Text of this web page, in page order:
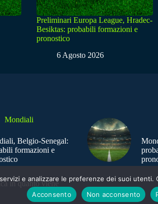
Preliminari Europa League, Hradec-
Besiktas: probabili formazioni e
pronostico
6 Agosto 2026
Mondiali
Belgio-Senegal:
formazioni e
in quanto viene
e analizzare le preferenze dei suoi
Acconsento
Non acconsento